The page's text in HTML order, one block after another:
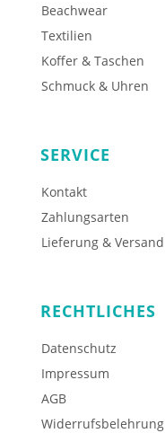
Beachwear
Textilien
Koffer & Taschen
Schmuck & Uhren
SERVICE
Kontakt
Zahlungsarten
Lieferung & Versand
RECHTLICHES
Datenschutz
Impressum
AGB
Widerrufsbelehrung